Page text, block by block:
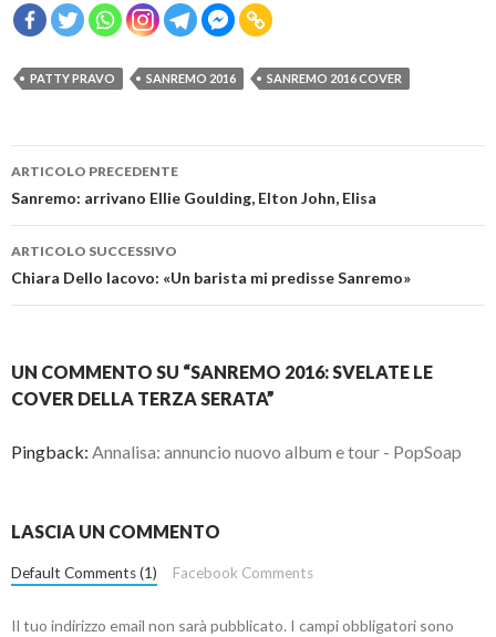
PATTY PRAVO SANREMO 2016 SANREMO 2016 COVER
Navigazione
articolo
ARTICOLO PRECEDENTE
Sanremo: arrivano Ellie Goulding, Elton John, Elisa
ARTICOLO SUCCESSIVO
Chiara Dello Iacovo: «Un barista mi predisse Sanremo»
UN COMMENTO SU “SANREMO 2016: SVELATE LE
COVER DELLA TERZA SERATA”
Pingback: Annalisa: annuncio nuovo album e tour - PopSoap
LASCIA UN COMMENTO
Default Comments (1) Facebook Comments
Il tuo indirizzo email non sarà pubblicato. I campi obbligatori sono